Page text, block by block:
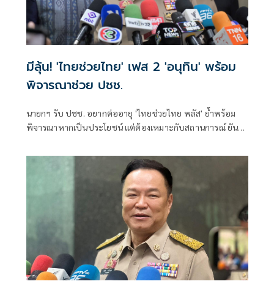
มีลุ้น! 'ไทยช่วยไทย' เฟส 2 'อนุทิน' พร้อม
พิจารณาช่วย ปชช.
นายกฯ รับ ปชช. อยากต่ออายุ 'ไทยช่วยไทย พลัส' ย้ำพร้อม
พิจารณาหากเป็นประโยชน์ แต่ต้องเหมาะกับสถานการณ์ ยัน
มันเย็น'